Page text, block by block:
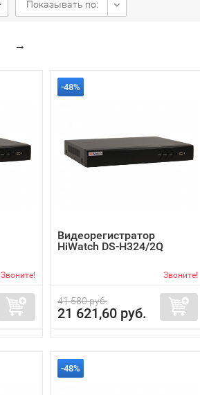
Показывать по:
→
Звоните!
-48%
Видеорегистратор
HiWatch DS-H324/2Q
Звоните!
41 580 руб.
21 621,60 руб.
-48%